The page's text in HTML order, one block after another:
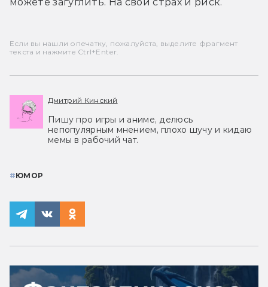
Если вы нашли опечатку, пожалуйста, выделите фрагмент
текста и нажмите Ctrl+Enter.
Дмитрий Кинский
Пишу про игры и аниме, делюсь
непопулярным мнением, плохо шучу и кидаю
мемы в рабочий чат.
#ЮМОР